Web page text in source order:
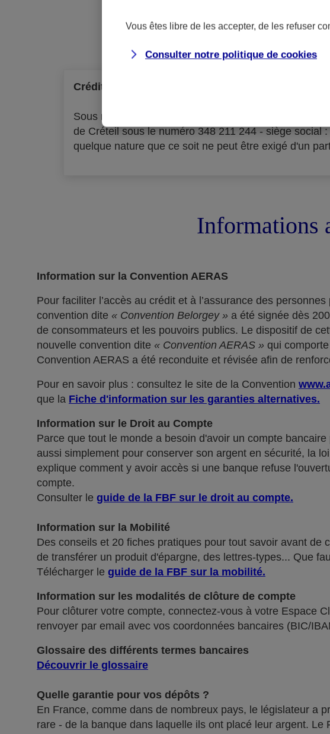
Crédit à la consommation
Sous réserve d'acceptation par l'organisme prêteur :
de Créteil sous le numéro 348 211 244 - siège social
quelque nature que ce soit ne peut être exigé d'un
Informations
Information sur la Convention AERAS
Pour faciliter l’accès au crédit et à l’assurance des
convention dite « Convention Belorgey » a été signée dès
de consommateurs et les pouvoirs publics. Le dispositif de
nouvelle convention dite « Convention AERAS » qui
Convention AERAS a été reconduite et révisée afin de
Pour en savoir plus : consultez le site de la Convention
que la Fiche d'information sur les garanties alternatives.
Information sur le Droit au Compte
Parce que tout le monde a besoin d'avoir un compte
aussi simplement pour conserver son argent en sécurité, la
explique comment y avoir accès si une banque refuse
compte.
Consulter le guide de la FBF sur le droit au compte.
Information sur la Mobilité
Des conseils et 20 fiches pratiques pour tout savoir avant
de transférer un produit d'épargne, des lettres-types... Que
Télécharger le guide de la FBF sur la mobilité.
Information sur les modalités de clôture de compte
Pour clôturer votre compte, connectez-vous à votre Espace
renvoyer par email avec vos coordonnées bancaires (BIC/
Glossaire des différents termes bancaires
Découvrir le glossaire
Quelle garantie pour vos dépôts ?
En France, comme dans de nombreux pays, le législateur a
rare - de la banque dans laquelle ils ont placé leur argent.
Vous êtes libre de les accepter, de les refuser
Consulter notre politique de cookies